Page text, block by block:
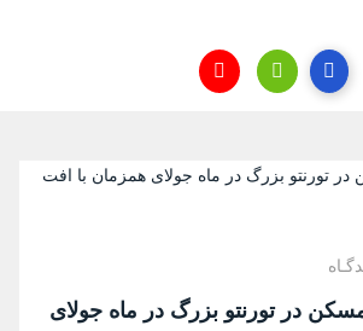
در تورنتو بزرگ در ماه جولای